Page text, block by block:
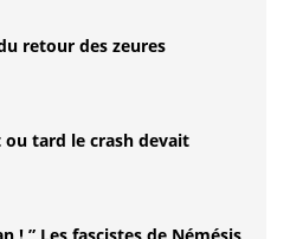
retour des zeures
ou tard le crash devait